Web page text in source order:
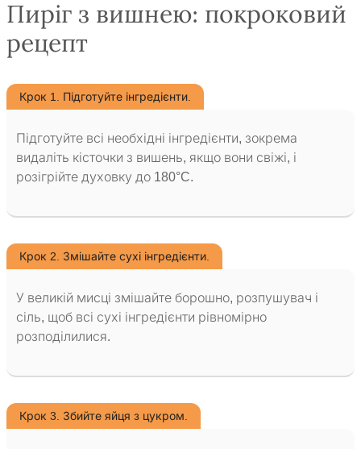
Пиріг з вишнею: покроковий
рецепт
Крок 1. Підготуйте інгредієнти.
Підготуйте всі необхідні інгредієнти, зокрема
видаліть кісточки з вишень, якщо вони свіжі, і
розігрійте духовку до 180°C.
Крок 2. Змішайте сухі інгредієнти.
У великій мисці змішайте борошно, розпушувач і
сіль, щоб всі сухі інгредієнти рівномірно
розподілилися.
Крок 3. Збийте яйця з цукром.